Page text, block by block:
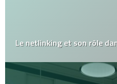
Le netlinking et son rôle